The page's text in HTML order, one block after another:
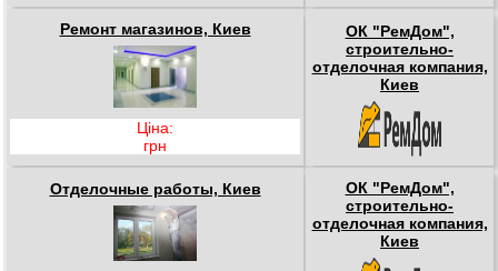
Ремонт магазинов, Киев
Ціна:
грн
ОК "РемДом",
строительно-
отделочная компания,
Киев
Отделочные работы, Киев
ОК "РемДом",
строительно-
отделочная компания,
Киев